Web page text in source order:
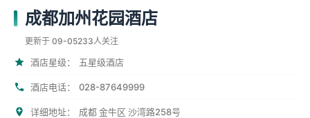
成都加州花园酒店
更新于 09-05233人关注
酒店星级： 五星级酒店
酒店电话： 028-87649999
详细地址： 成都 金牛区 沙湾路258号